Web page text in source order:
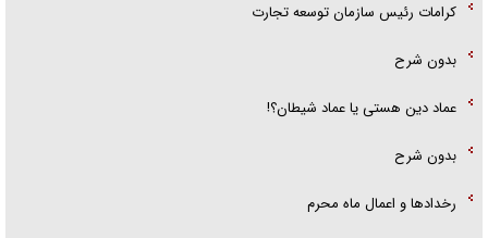
کرامات رئیس سازمان توسعه تجارت
بدون شرح
عماد دین هستی یا عماد شیطان؟!
بدون شرح
رخداد‌ها و اعمال ماه محرم